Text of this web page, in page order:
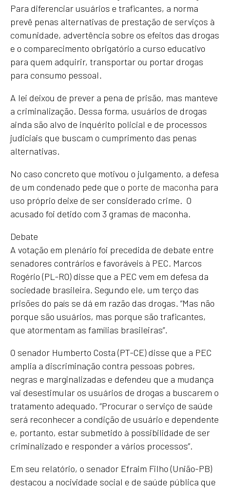
Para diferenciar usuários e traficantes, a norma
prevê penas alternativas de prestação de serviços à
comunidade, advertência sobre os efeitos das drogas
e o comparecimento obrigatório a curso educativo
para quem adquirir, transportar ou portar drogas
para consumo pessoal.
A lei deixou de prever a pena de prisão, mas manteve
a criminalização. Dessa forma, usuários de drogas
ainda são alvo de inquérito policial e de processos
judiciais que buscam o cumprimento das penas
alternativas.
No caso concreto que motivou o julgamento, a defesa
de um condenado pede que o porte de maconha para
uso próprio deixe de ser considerado crime. O
acusado foi detido com 3 gramas de maconha.
Debate
A votação em plenário foi precedida de debate entre
senadores contrários e favoráveis à PEC. Marcos
Rogério (PL-RO) disse que a PEC vem em defesa da
sociedade brasileira. Segundo ele, um terço das
prisões do país se dá em razão das drogas. “Mas não
porque são usuários, mas porque são traficantes,
que atormentam as famílias brasileiras”.
O senador Humberto Costa (PT-CE) disse que a PEC
amplia a discriminação contra pessoas pobres,
negras e marginalizadas e defendeu que a mudança
vai desestimular os usuários de drogas a buscarem o
tratamento adequado. “Procurar o serviço de saúde
será reconhecer a condição de usuário e dependente
e, portanto, estar submetido à possibilidade de ser
criminalizado e responder a vários processos”.
Em seu relatório, o senador Efraim Filho (União-PB)
destacou a nocividade social e de saúde pública que